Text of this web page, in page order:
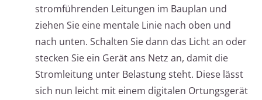
stromführenden Leitungen im Bauplan und
ziehen Sie eine mentale Linie nach oben und
nach unten. Schalten Sie dann das Licht an oder
stecken Sie ein Gerät ans Netz an, damit die
Stromleitung unter Belastung steht. Diese lässt
sich nun leicht mit einem digitalen Ortungsgerät